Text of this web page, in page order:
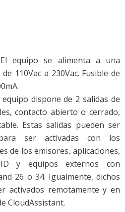
USUARIOS
(IVA
cantidad
El equipo se alimenta a una
110Vac a 230Vac. Fusible de
dispone de 2 salidas de
contacto abierto o cerrado,
Estas salidas pueden ser
ser activadas con los
de los emisores, aplicaciones,
y equipos externos con
26 o 34. Igualmente, dichos
activados remotamente y en
CloudAssistant.